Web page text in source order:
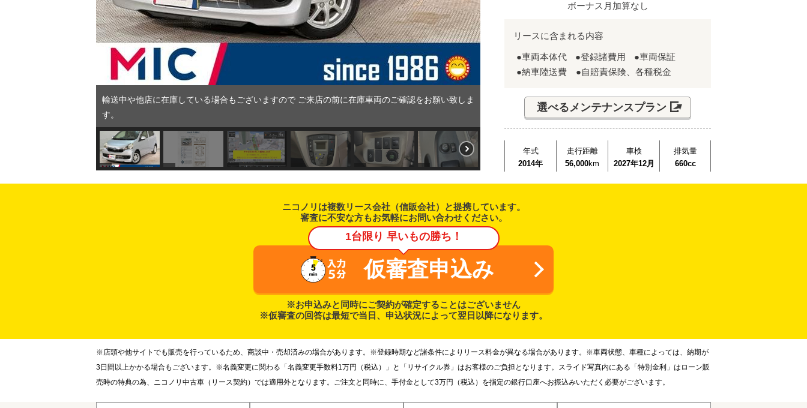
輸送中や他店に在庫している場合もございますので ご来店の前に在庫車両のご確認をお願い致しま
す。
ボーナス月加算なし
リースに含まれる内容
●車両本体代 ●登録諸費用
●車両保証
●納車陸送費 ●自賠責保険、各種税金
選べるメンテナンスプラン
年式
2014年
走行距離
56,000km
車検
2027年12月
排気量
660cc
ニコノリは複数リース会社（信販会社）と提携しています。
審査に不安な方もお気軽にお問い合わせください。
1台限り 早いもの勝ち！
仮審査申込み
※お申込みと同時にご契約が確定することはございません
※仮審査の回答は最短で当日、申込状況によって翌日以降になります。
※店頭や他サイトでも販売を行っているため、商談中・売却済みの場合があります。※登録時期など諸条件によりリース料金が異なる場合があります。※車両状態、車種によっては、納期が
3日間以上かかる場合もございます。※名義変更に関わる「名義変更手数料1万円（税込）」と「リサイクル券」はお客様のご負担となります。スライド写真内にある「特別金利」はローン販
売時の特典の為、ニコノリ中古車（リース契約）では適用外となります。ご注文と同時に、手付金として3万円（税込）を指定の銀行口座へお振込みいただく必要がございます。